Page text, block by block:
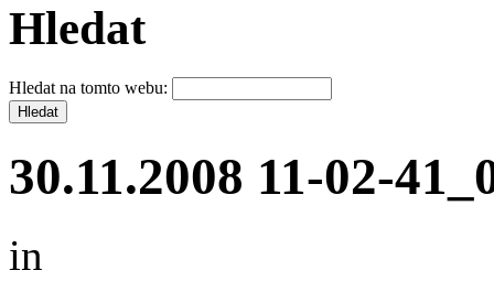
Hledat
Hledat na tomto webu:
30.11.2008 11-02-
in